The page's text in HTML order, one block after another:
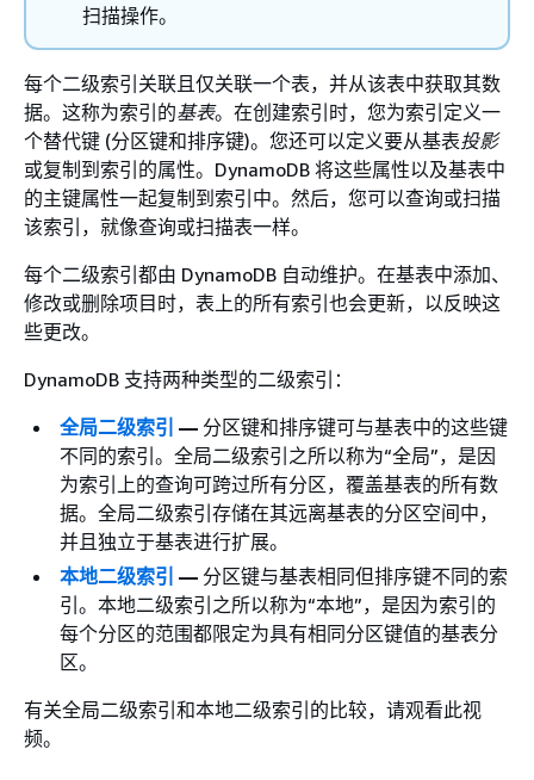
扫描操作。
每个二级索引关联且仅关联一个表，并从该表中获取其数
据。这称为索引的基表。在创建索引时，您为索引定义一
个替代键 (分区键和排序键)。您还可以定义要从基表投影
或复制到索引的属性。DynamoDB 将这些属性以及基表中
的主键属性一起复制到索引中。然后，您可以查询或扫描
该索引，就像查询或扫描表一样。
每个二级索引都由 DynamoDB 自动维护。在基表中添加、
修改或删除项目时，表上的所有索引也会更新，以反映这
些更改。
DynamoDB 支持两种类型的二级索引：
全局二级索引 — 分区键和排序键可与基表中的这些键
不同的索引。全局二级索引之所以称为“全局”，是因
为索引上的查询可跨过所有分区，覆盖基表的所有数
据。全局二级索引存储在其远离基表的分区空间中，
并且独立于基表进行扩展。
本地二级索引 — 分区键与基表相同但排序键不同的索
引。本地二级索引之所以称为“本地”，是因为索引的
每个分区的范围都限定为具有相同分区键值的基表分
区。
有关全局二级索引和本地二级索引的比较，请观看此视
频。